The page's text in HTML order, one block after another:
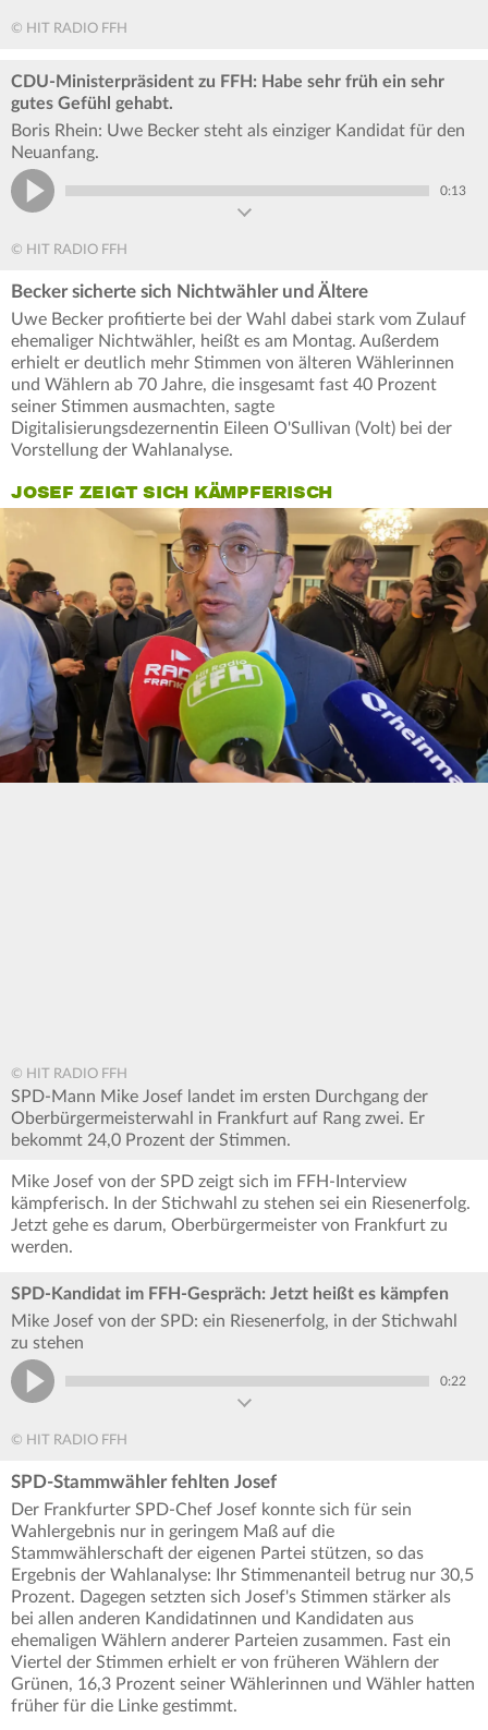
© HIT RADIO FFH
CDU-Ministerpräsident zu FFH: Habe sehr früh ein sehr
gutes Gefühl gehabt.
Boris Rhein: Uwe Becker steht als einziger Kandidat für den
Neuanfang.
0:13
© HIT RADIO FFH
Becker sicherte sich Nichtwähler und Ältere
Uwe Becker profitierte bei der Wahl dabei stark vom Zulauf
ehemaliger Nichtwähler, heißt es am Montag. Außerdem
erhielt er deutlich mehr Stimmen von älteren Wählerinnen
und Wählern ab 70 Jahre, die insgesamt fast 40 Prozent
seiner Stimmen ausmachten, sagte
Digitalisierungsdezernentin Eileen O'Sullivan (Volt) bei der
Vorstellung der Wahlanalyse.
JOSEF ZEIGT SICH KÄMPFERISCH
© HIT RADIO FFH
SPD-Mann Mike Josef landet im ersten Durchgang der
Oberbürgermeisterwahl in Frankfurt auf Rang zwei. Er
bekommt 24,0 Prozent der Stimmen.
Mike Josef von der SPD zeigt sich im FFH-Interview
kämpferisch. In der Stichwahl zu stehen sei ein Riesenerfolg.
Jetzt gehe es darum, Oberbürgermeister von Frankfurt zu
werden.
SPD-Kandidat im FFH-Gespräch: Jetzt heißt es kämpfen
Mike Josef von der SPD: ein Riesenerfolg, in der Stichwahl
zu stehen
0:22
© HIT RADIO FFH
SPD-Stammwähler fehlten Josef
Der Frankfurter SPD-Chef Josef konnte sich für sein
Wahlergebnis nur in geringem Maß auf die
Stammwählerschaft der eigenen Partei stützen, so das
Ergebnis der Wahlanalyse: Ihr Stimmenanteil betrug nur 30,5
Prozent. Dagegen setzten sich Josef's Stimmen stärker als
bei allen anderen Kandidatinnen und Kandidaten aus
ehemaligen Wählern anderer Parteien zusammen. Fast ein
Viertel der Stimmen erhielt er von früheren Wählern der
Grünen, 16,3 Prozent seiner Wählerinnen und Wähler hatten
früher für die Linke gestimmt.